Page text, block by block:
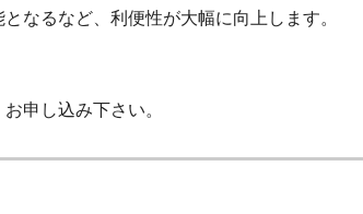
なるなど、利便性が大幅に向上します。
申し込み下さい。